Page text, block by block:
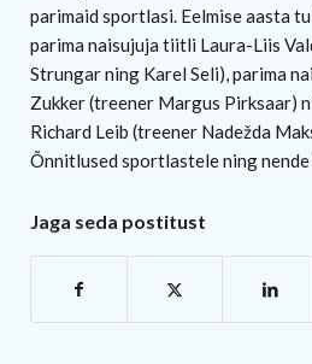
parimaid sportlasi. Eelmise aasta
parima naisujuja tiitli Laura-Liis
Strungar ning Karel Seli), parima
Zukker (treener Margus Pirksaar)
Richard Leib (treener Nadežda
Õnnitlused sportlastele ning
Jaga seda postitust